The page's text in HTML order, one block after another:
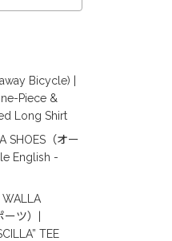
Bicycle) |
Piece &
Long Shirt
SHOES（オー
English -
ツ）|
TEE